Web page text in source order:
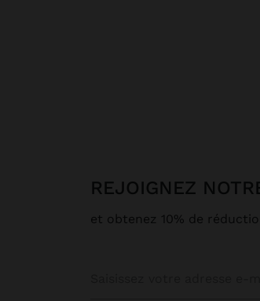
REJOIGNEZ
et obtenez 10% de